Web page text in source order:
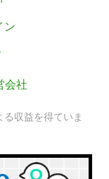
ン
会社
収益を得ていま